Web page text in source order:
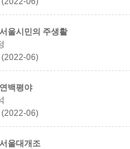
울시민의 주생활
(2022-06)
백평야
(2022-06)
울대개조